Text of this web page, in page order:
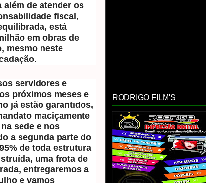
além de atender os
fiscal,
está
em obras de
mesmo neste
servidores e
próximos meses e
já estão garantidos,
maciçamente
sede e nos
a segunda parte do
de toda estrutura
uma frota de
entregaremos a
e vamos
RODRIGO FILM'S